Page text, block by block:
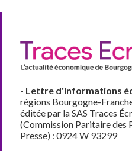
- Lettre d'informations
régions Bourgogne-
éditée par la SAS Traces
(Commission Paritaire des
Presse) : 0924 W 93299